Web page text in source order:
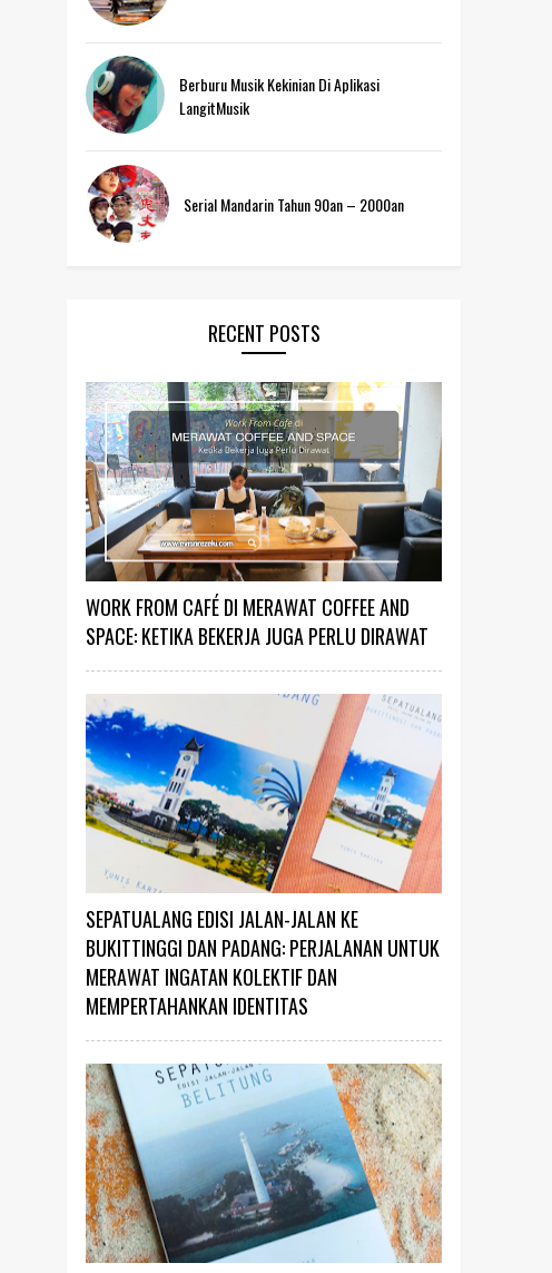
Berburu Musik Kekinian Di Aplikasi
LangitMusik
Serial Mandarin Tahun 90an – 2000an
RECENT POSTS
WORK FROM CAFÉ DI MERAWAT COFFEE AND
SPACE: KETIKA BEKERJA JUGA PERLU DIRAWAT
SEPATUALANG EDISI JALAN-JALAN KE
BUKITTINGGI DAN PADANG: PERJALANAN UNTUK
MERAWAT INGATAN KOLEKTIF DAN
MEMPERTAHANKAN IDENTITAS